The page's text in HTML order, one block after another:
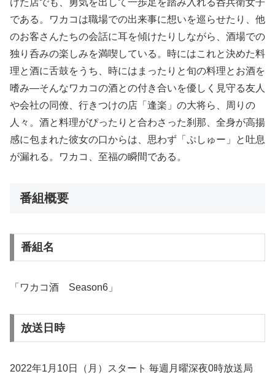
けた店でも、勇気を出して一歩足を踏み入れる呑兵衛女子
である。ワカコは職場での出来事に想いを巡らせたり、他
のお客さんたちの会話に耳を傾けたりしながら、酒場での
独り呑みの楽しみを満喫している。時にはこれと決めた料
理と酒に舌鼓をうち、時にはまったりと旬の料理とお酒を
嗜み―そんなワカコの酒との付き合いを優しく見守る友人
や会社の同僚、行きつけの店「逢楽」の大将ら、周りの
人々。酒と料理がぴったりと合わさった刹那、全身が高揚
感に包まれた彼女の口からは、思わず「ぷしゅー」と吐息
が漏れる。ワカコ、至福の瞬間である。
番組概要
番組名
「ワカコ酒 Season6」
放送日時
2022年1月10日（月）スタート 毎週月曜深夜0時放送局